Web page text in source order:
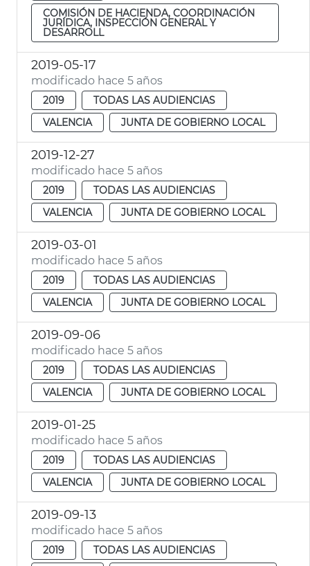
COMISIÓN DE HACIENDA, COORDINACIÓN
JURÍDICA, INSPECCIÓN GENERAL Y
DESARROLL
2019-05-17
modificado hace 5 años
2019
TODAS LAS AUDIENCIAS
VALENCIA
JUNTA DE GOBIERNO LOCAL
2019-12-27
modificado hace 5 años
2019
TODAS LAS AUDIENCIAS
VALENCIA
JUNTA DE GOBIERNO LOCAL
2019-03-01
modificado hace 5 años
2019
TODAS LAS AUDIENCIAS
VALENCIA
JUNTA DE GOBIERNO LOCAL
2019-09-06
modificado hace 5 años
2019
TODAS LAS AUDIENCIAS
VALENCIA
JUNTA DE GOBIERNO LOCAL
2019-01-25
modificado hace 5 años
2019
TODAS LAS AUDIENCIAS
VALENCIA
JUNTA DE GOBIERNO LOCAL
2019-09-13
modificado hace 5 años
2019
TODAS LAS AUDIENCIAS